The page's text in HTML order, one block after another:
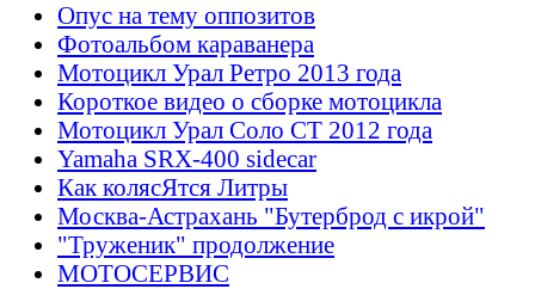
Опус на тему оппозитов
Фотоальбом караванера
Мотоцикл Урал Ретро 2013 года
Короткое видео о сборке мотоцикла
Мотоцикл Урал Соло СТ 2012 года
Yamaha SRX-400 sidecar
Как колясЯтся Литры
Москва-Астрахань "Бутерброд с икрой"
"Труженик" продолжение
МОТОСЕРВИС